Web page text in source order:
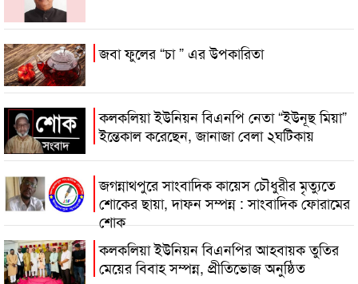
জবা ফুলের “চা ” এর উপকারিতা
কলকলিয়া ইউনিয়ন বিএনপি নেতা “ইউনূছ মিয়া”
ইন্তেকাল করেছেন, জানাজা বেলা ২ঘটিকায়
জগন্নাথপুরে সাংবাদিক কায়েস চৌধুরীর মৃত্যুতে
শোকের ছায়া, দাফন সম্পন্ন : সাংবাদিক ফোরামের
শোক
কলকলিয়া ইউনিয়ন বিএনপির আহবায়ক তুতির
মেয়ের বিবাহ সম্পন্ন, প্রীতিভোজ অনুষ্ঠিত